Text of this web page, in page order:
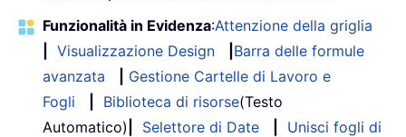
Funzionalità in Evidenza:Attenzione della griglia
Visualizzazione Design
Barra delle formule
avanzata
Gestione Cartelle di Lavoro e
Fogli
Biblioteca di risorse(Testo
Automatico)
Selettore di Date
Unisci fogli di